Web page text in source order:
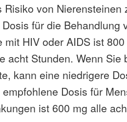
Risiko von Nierensteinen
für die Behandlung
mit HIV oder AIDS ist
acht Stunden. Wenn Sie
kann eine niedrigere
Dosis für
ist 600 mg alle